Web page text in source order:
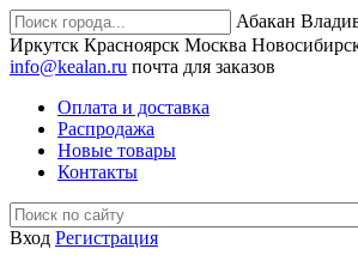
Абакан
Иркутск Красноярск Москва
info@kealan.ru почта для заказов
Оплата и доставка
Распродажа
Новые товары
Контакты
Вход Регистрация